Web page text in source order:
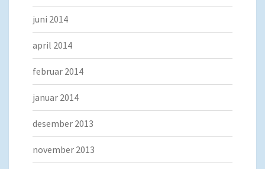
juni 2014
april 2014
februar 2014
januar 2014
desember 2013
november 2013